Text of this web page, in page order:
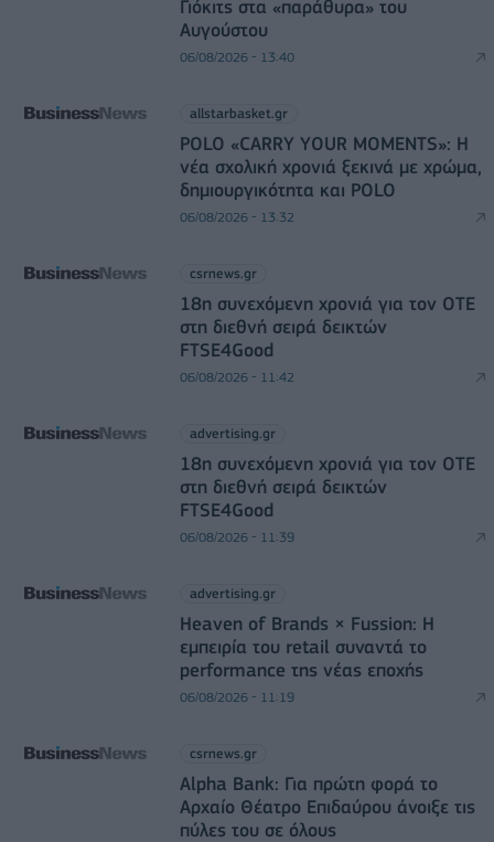
Γιόκιτς στα «παράθυρα» του
Αυγούστου
06/08/2026 - 13:40
allstarbasket.gr
POLO «CARRY YOUR MOMENTS»: Η
νέα σχολική χρονιά ξεκινά με χρώμα,
δημιουργικότητα και POLO
06/08/2026 - 13:32
csrnews.gr
18η συνεχόμενη χρονιά για τον ΟΤΕ
στη διεθνή σειρά δεικτών
FTSE4Good
06/08/2026 - 11:42
advertising.gr
18η συνεχόμενη χρονιά για τον ΟΤΕ
στη διεθνή σειρά δεικτών
FTSE4Good
06/08/2026 - 11:39
advertising.gr
Heaven of Brands × Fussion: Η
εμπειρία του retail συναντά το
performance της νέας εποχής
06/08/2026 - 11:19
csrnews.gr
Alpha Bank: Για πρώτη φορά το
Αρχαίο Θέατρο Επιδαύρου άνοιξε τις
πύλες του σε όλους